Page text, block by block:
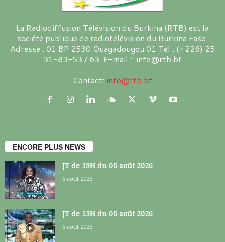
La Radiodiffusion Télévision du Burkina (RTB) est la
société publique de radiotélévision du Burkina Faso.
Adresse : 01 BP 2530 Ouagadougou 01 Tél : (+226) 25
31-83-53 / 63 E-mail : info@rtb.bf
Contact: info@rtb.bf
ENCORE PLUS NEWS
JT de 19H du 06 août 2026
6 août 2026
JT de 13H du 06 août 2026
6 août 2026